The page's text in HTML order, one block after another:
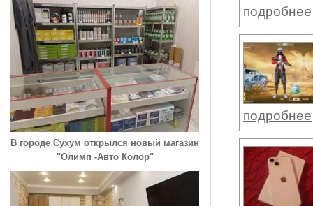
В городе Сухум открылся новый магазин
"Олимп -Авто Колор"
подробнее
подробнее